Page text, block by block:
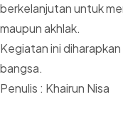
berkelanjutan untuk
maupun akhlak.
Kegiatan ini
bangsa.
Penulis : Khairun Nisa